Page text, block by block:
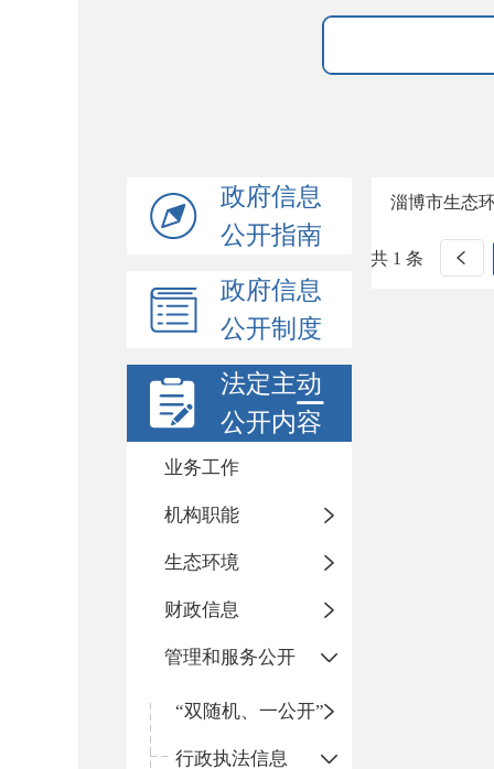
政府信息
公开指南
政府信息
公开制度
法定主动
公开内容
业务工作
机构职能
生态环境
财政信息
管理和服务公开
“双随机、一公开”
行政执法信息
淄博市生态
共 1 条